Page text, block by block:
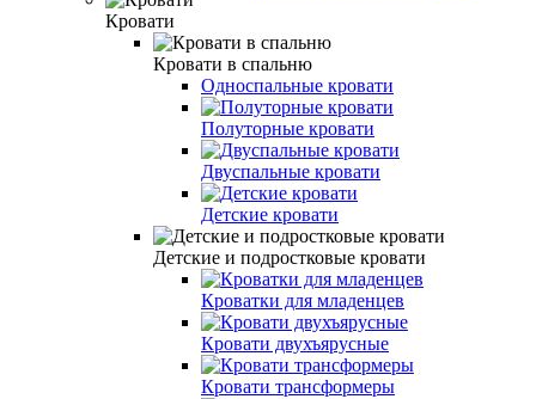
Кровати
Кровати в спальню
Односпальные кровати
Полуторные кровати
Двуспальные кровати
Детские кровати
Детские и подростковые кровати
Кроватки для младенцев
Кровати двухъярусные
Кровати трансформеры